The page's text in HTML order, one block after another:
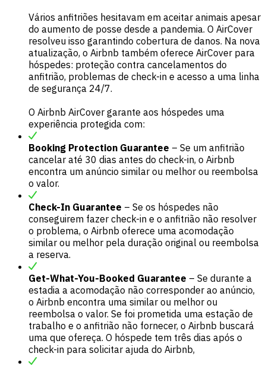
Vários anfitriões hesitavam em aceitar animais apesar
do aumento de posse desde a pandemia. O AirCover
resolveu isso garantindo cobertura de danos. Na nova
atualização, o Airbnb também oferece AirCover para
hóspedes: proteção contra cancelamentos do
anfitrião, problemas de check-in e acesso a uma linha
de segurança 24/7.
O Airbnb AirCover garante aos hóspedes uma
experiência protegida com:
Booking Protection Guarantee – Se um anfitrião
cancelar até 30 dias antes do check-in, o Airbnb
encontra um anúncio similar ou melhor ou reembolsa
o valor.
Check-In Guarantee – Se os hóspedes não
conseguirem fazer check-in e o anfitrião não resolver
o problema, o Airbnb oferece uma acomodação
similar ou melhor pela duração original ou reembolsa
a reserva.
Get-What-You-Booked Guarantee – Se durante a
estadia a acomodação não corresponder ao anúncio,
o Airbnb encontra uma similar ou melhor ou
reembolsa o valor. Se foi prometida uma estação de
trabalho e o anfitrião não fornecer, o Airbnb buscará
uma que ofereça. O hóspede tem três dias após o
check-in para solicitar ajuda do Airbnb,